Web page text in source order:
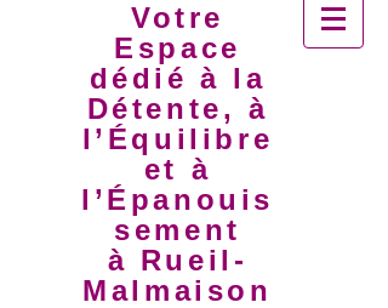
Votre
Espace
dédié à la
Détente, à
l’Équilibre
et à
l’Épanouis
sement
à Rueil-
Malmaison